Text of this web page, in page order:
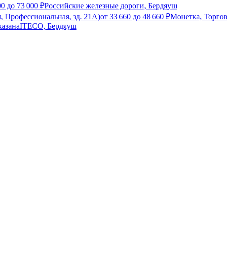
до 73 000 ₽Российские железные дороги, Бердяуш
Профессиональная, зд. 21А)от 33 660 до 48 660 ₽Монетка,
ITECO, Бердяуш